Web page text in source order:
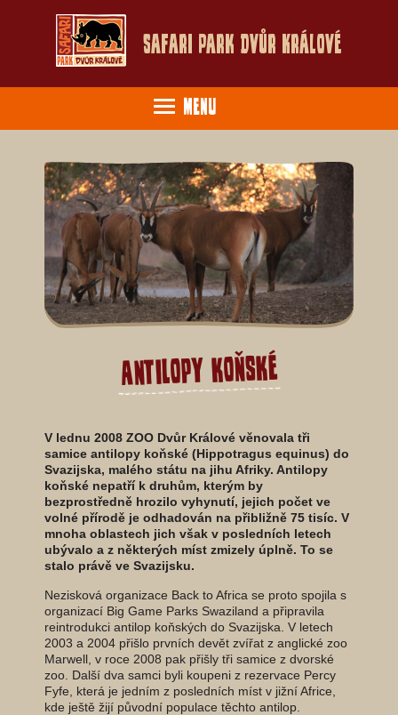
Safari Park Dvůr Králové
Menu
Antilopy koňské
V lednu 2008 ZOO Dvůr Králové věnovala tři
samice antilopy koňské (Hippotragus equinus) do
Svazijska, malého státu na jihu Afriky. Antilopy
koňské nepatří k druhům, kterým by
bezprostředně hrozilo vyhynutí, jejich počet ve
volné přírodě je odhadován na přibližně 75 tisíc. V
mnoha oblastech jich však v posledních letech
ubývalo a z některých míst zmizely úplně. To se
stalo právě ve Svazijsku.
Nezisková organizace Back to Africa se proto spojila s
organizací Big Game Parks Swaziland a připravila
reintrodukci antilop koňských do Svazijska. V letech
2003 a 2004 přišlo prvních devět zvířat z anglické zoo
Marwell, v roce 2008 pak přišly tři samice z dvorské
zoo. Další dva samci byli koupeni z rezervace Percy
Fyfe, která je jedním z posledních míst v jižní Africe,
kde ještě žijí původní populace těchto antilop.